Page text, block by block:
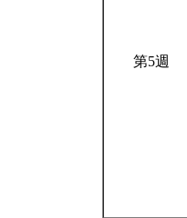
第5週